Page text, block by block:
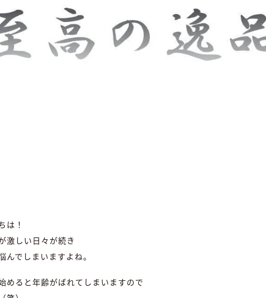
は！
激しい日々が続き
んでしまいますよね。
めると年齢がばれてしまいますので